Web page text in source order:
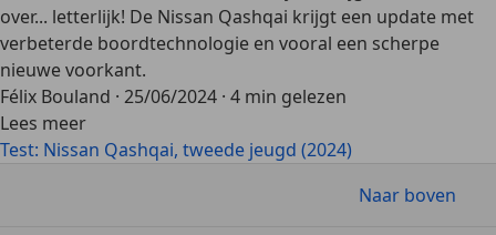
over... letterlijk! De Nissan Qashqai krijgt een update met
verbeterde boordtechnologie en vooral een scherpe
nieuwe voorkant.
Félix Bouland · 25/06/2024 · 4 min gelezen
Lees meer
Test: Nissan Qashqai, tweede jeugd (2024)
Naar boven